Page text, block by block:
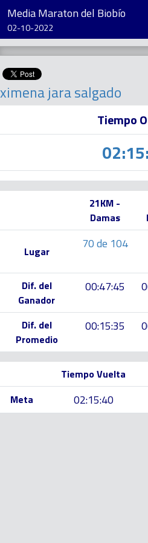
Media Maraton del Biobío
02-10-2022
ximena jara salgado
Tiempo
21KM -
Damas
Lugar 70 de 104
Dif. del
Ganador
00:47:45
Dif. del
Promedio
00:15:35
Tiempo Vuelta
Meta
02:15:40